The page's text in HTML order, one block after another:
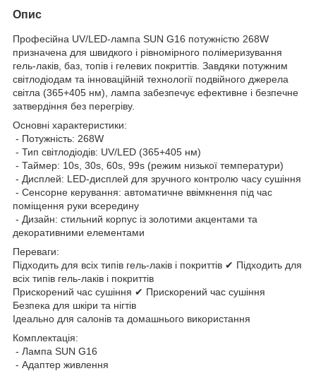
Опис
Професійна UV/LED-лампа SUN G16 потужністю 268W
призначена для швидкого і рівномірного полімеризування
гель-лаків, баз, топів і гелевих покриттів. Завдяки потужним
світлодіодам та інноваційній технології подвійного джерела
світла (365+405 нм), лампа забезпечує ефективне і безпечне
затвердіння без перегріву.
Основні характеристики:
- Потужність: 268W
- Тип світлодіодів: UV/LED (365+405 нм)
- Таймер: 10s, 30s, 60s, 99s (режим низької температури)
- Дисплей: LED-дисплей для зручного контролю часу сушіння
- Сенсорне керування: автоматичне ввімкнення під час
поміщення руки всередину
- Дизайн: стильний корпус із золотими акцентами та
декоративними елементами
Переваги:
Підходить для всіх типів гель-лаків і покриттів ✔ Підходить для
всіх типів гель-лаків і покриттів
Прискорений час сушіння ✔ Прискорений час сушіння
Безпека для шкіри та нігтів
Ідеально для салонів та домашнього використання
Комплектація:
- Лампа SUN G16
- Адаптер живлення